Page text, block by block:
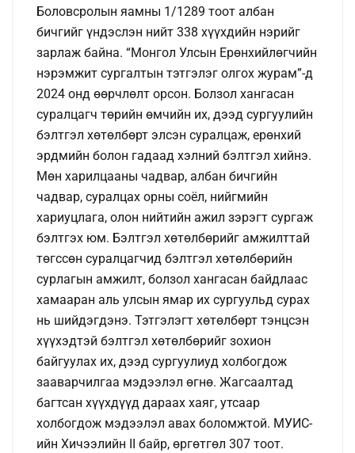
Боловсролын яамны 1/1289 тоот албан
бичгийг үндэслэн нийт 338 хүүхдийн нэрийг
зарлаж байна. “Монгол Улсын Ерөнхийлөгчийн
нэрэмжит сургалтын тэтгэлэг олгох журам”-д
2024 онд өөрчлөлт орсон. Болзол хангасан
суралцагч төрийн өмчийн их, дээд сургуулийн
бэлтгэл хөтөлбөрт элсэн суралцаж, ерөнхий
эрдмийн болон гадаад хэлний бэлтгэл хийнэ.
Мөн харилцааны чадвар, албан бичгийн
чадвар, суралцах орны соёл, нийгмийн
хариуцлага, олон нийтийн ажил зэрэгт сургаж
бэлтгэх юм. Бэлтгэл хөтөлбөрийг амжилттай
төгссөн суралцагчид бэлтгэл хөтөлбөрийн
сурлагын амжилт, болзол хангасан байдлаас
хамааран аль улсын ямар их сургуульд сурах
нь шийдэгдэнэ. Тэтгэлэгт хөтөлбөрт тэнцсэн
хүүхэдтэй бэлтгэл хөтөлбөрийг зохион
байгуулах их, дээд сургуулиуд холбогдож
зааварчилгаа мэдээлэл өгнө. Жагсаалтад
багтсан хүүхдүүд дараах хаяг, утсаар
холбогдож мэдээлэл авах боломжтой. МУИС-
ийн Хичээлийн II байр, өргөтгөл 307 тоот.